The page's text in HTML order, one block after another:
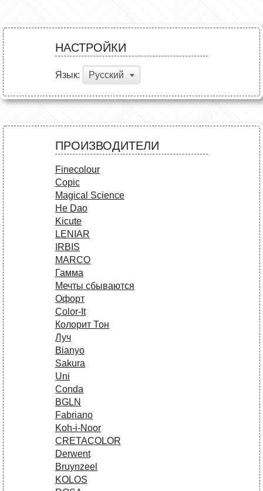
НАСТРОЙКИ
Язык: Русский
ПРОИЗВОДИТЕЛИ
Finecolour
Copic
Magical Science
He Dao
Kicute
LENIAR
IRBIS
MARCO
Гамма
Мечты сбываются
Офорт
Сolor-It
Колорит Тон
Луч
Bianyo
Sakura
Uni
Conda
BGLN
Fabriano
Koh-i-Noor
CRETACOLOR
Derwent
Bruynzeel
KOLOS